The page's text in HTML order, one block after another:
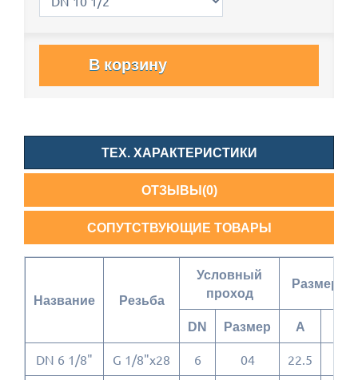
В корзину
ТЕХ. ХАРАКТЕРИСТИКИ
ОТЗЫВЫ(0)
СОПУТСТВУЮЩИЕ ТОВАРЫ
Название Резьба
Условный
проход
Размеры
DN Размер A
DN 6 1/8" G 1/8"x28 6 04 22.5